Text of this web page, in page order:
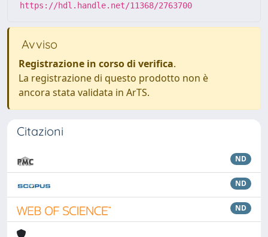
https://hdl.handle.net/11368/2763700
Avviso
Registrazione in corso di verifica.
La registrazione di questo prodotto non è
ancora stata validata in ArTS.
Citazioni
ND
ND
ND